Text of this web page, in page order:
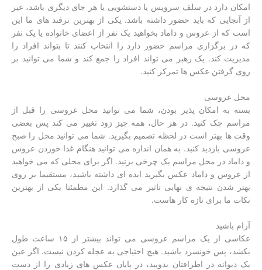
امکان دارد در سلف سرویس یا دستشویی یا هر جای دیگری باشد، غیر
از آنجایی که باید حضور داشته باشد. یکی از بهترین ترفند های ما این
است که از عروس و داماد بخواهید یک نفر از اعضای خانواده یا یک نفر
که در برگزاری مراسم حضور دارد را انتخاب کنند تا بتواند افراد را
مدیریت کند. یک رهبر می تواند افراد را جمع کند و شما می توانید بر
روی گرفتن عکس ها تمرکز کنید.
محل عروسی
بسته به امکان پذیر بودن، شما می توانید محل عروسی را قبل از
مراسم چک کنید. در هر حال، همه چیز زود تغییر می کند پس بعضی
وقت ها بهتر است در لحظه تصمیم بگیرید. شما می توانید محل را صبح
عروسی بازدید کنید. به همان اندازه می توانید هنگام غذا خوردن عروس
و داماد در محل مراسم یک چرخی بزنید. اگر برای محلی که می خواهید
از عروس و داماد عکس بگیرید ایده ای داشته باشید، مستقیما بر روی
بهتر شدن نتیجه ی نهایی تاثیر می گذارد. این مطمئنا یکی از بهترین
نکات ما برای تازه کار هاست.
آرام باشید
عکاسی از یک مراسم عروسی می تواند بیشتر از ۱۵ ساعت طول
بکشد، پس خونسرد باشید. هیچ احتیاجی به عجله کردن نیست. اگر عین
یک دیوانه در اطرافتان بدویید، در پایان عکس های زیادی را از دست